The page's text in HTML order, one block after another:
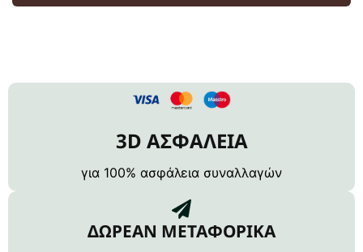
3D ΑΣΦΑΛΕΙΑ
για 100% ασφάλεια συναλλαγών
ΔΩΡΕΑΝ ΜΕΤΑΦΟΡΙΚΑ